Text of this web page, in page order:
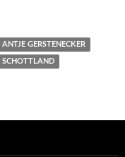
Entdecke die
ANTJE GERSTENECKER
SCHOTTLAND